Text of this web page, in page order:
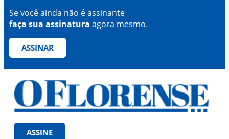
Se você ainda não é assinante
faça sua assinatura agora mesmo.
ASSINAR
ASSINE